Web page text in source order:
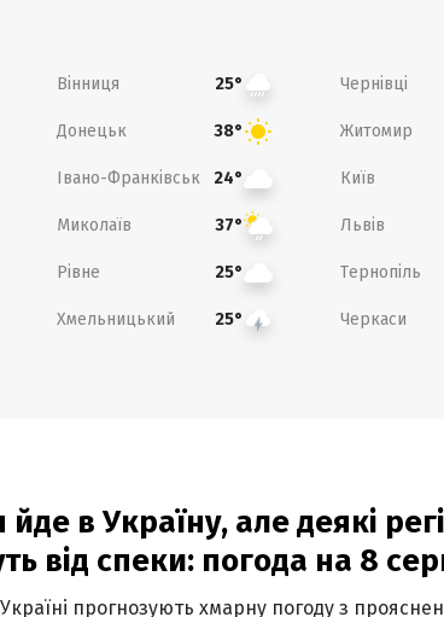
Вінниця 25° Чернівці
Донецьк 38° Житомир
Івано-Франківськ 24° Київ
Миколаїв 37° Львів
Рівне 25° Тернопіль
Хмельницький 25° Черкаси
в Україну, але деякі
від спеки: погода на 8
прогнозують хмарну погоду з